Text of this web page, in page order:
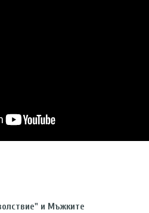
и Мъжките